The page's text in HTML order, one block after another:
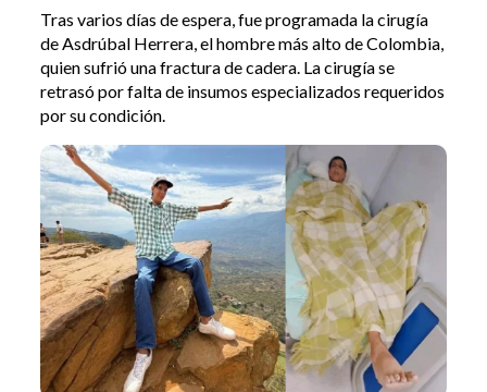
Tras varios días de espera, fue programada la cirugía
de Asdrúbal Herrera, el hombre más alto de Colombia,
quien sufrió una fractura de cadera. La cirugía se
retrasó por falta de insumos especializados requeridos
por su condición.